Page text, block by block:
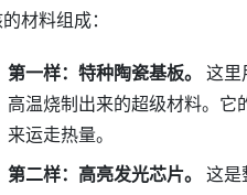
材料组成：
第一样：特种陶瓷基板。
这里
高温烧制出来的超级材料。它
来运走热量。
第二样：高亮发光芯片。
这是